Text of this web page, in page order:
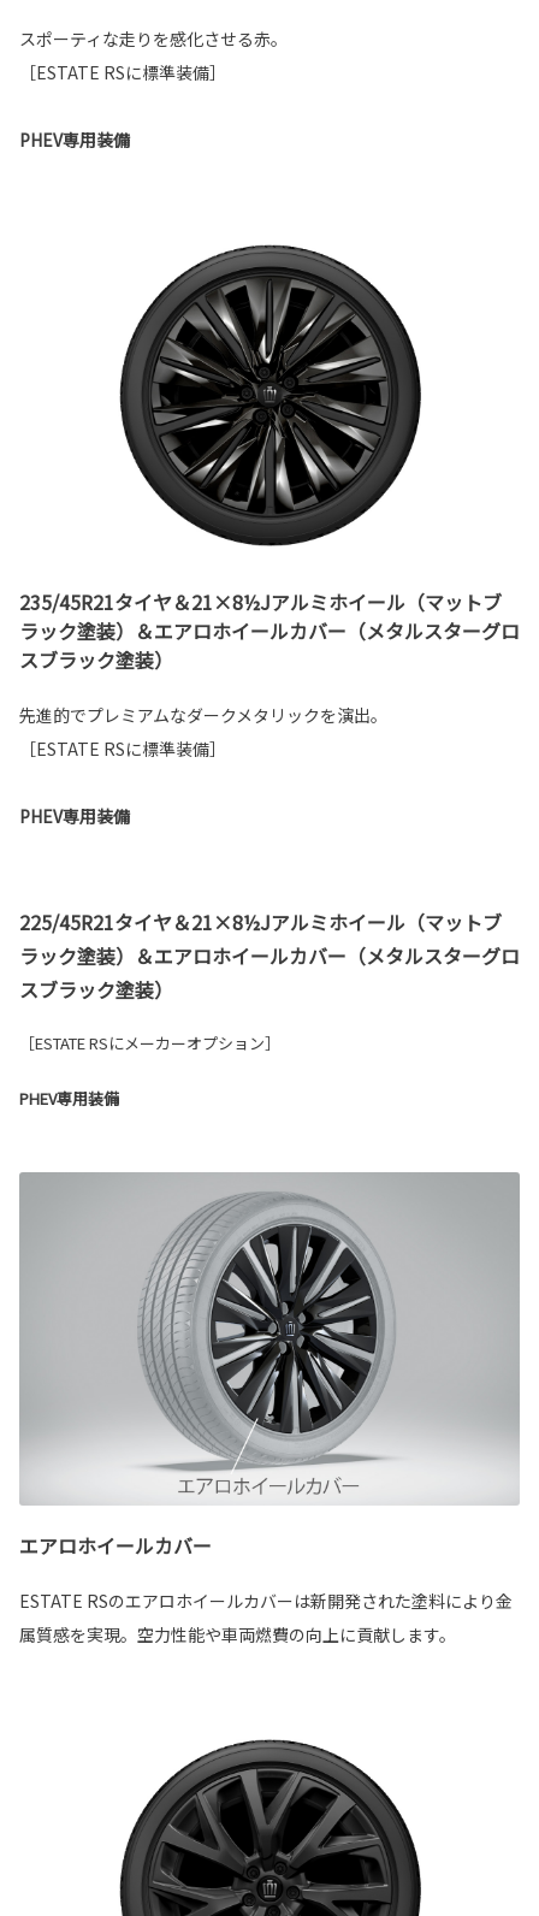
スポーティな走りを感化させる赤。
［ESTATE RSに標準装備］
PHEV専用装備
235/45R21タイヤ＆21×8½Jアルミホイール（マットブ
ラック塗装）＆エアロホイールカバー（メタルスターグロ
スブラック塗装）
先進的でプレミアムなダークメタリックを演出。
［ESTATE RSに標準装備］
PHEV専用装備
225/45R21タイヤ＆21×8½Jアルミホイール（マットブ
ラック塗装）＆エアロホイールカバー（メタルスターグロ
スブラック塗装）
［ESTATE RSにメーカーオプション］
PHEV専用装備
エアロホイールカバー
ESTATE RSのエアロホイールカバーは新開発された塗料により金
属質感を実現。空力性能や車両燃費の向上に貢献します。